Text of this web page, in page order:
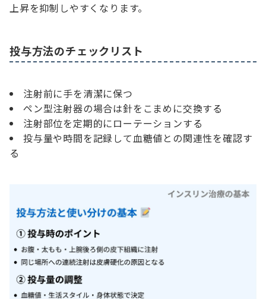
上昇を抑制しやすくなります。
投与方法のチェックリスト
注射前に手を清潔に保つ
ペン型注射器の場合は針をこまめに交換する
注射部位を定期的にローテーションする
投与量や時間を記録して血糖値との関連性を確認す
る